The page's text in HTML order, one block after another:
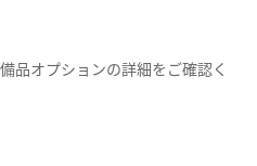
品オプションの詳細をご確認く